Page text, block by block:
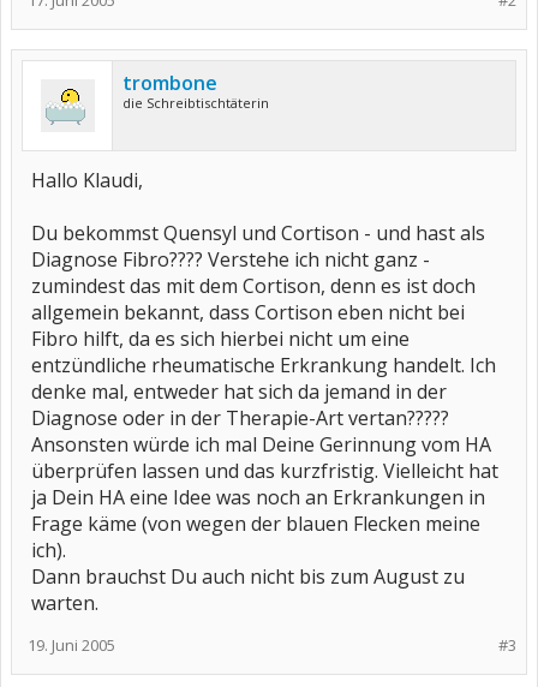
trombone
die Schreibtischtäterin
Hallo Klaudi,
Du bekommst Quensyl und Cortison - und hast als
Diagnose Fibro???? Verstehe ich nicht ganz -
zumindest das mit dem Cortison, denn es ist doch
allgemein bekannt, dass Cortison eben nicht bei
Fibro hilft, da es sich hierbei nicht um eine
entzündliche rheumatische Erkrankung handelt. Ich
denke mal, entweder hat sich da jemand in der
Diagnose oder in der Therapie-Art vertan?????
Ansonsten würde ich mal Deine Gerinnung vom HA
überprüfen lassen und das kurzfristig. Vielleicht hat
ja Dein HA eine Idee was noch an Erkrankungen in
Frage käme (von wegen der blauen Flecken meine
ich).
Dann brauchst Du auch nicht bis zum August zu
warten.
#3
19. Juni 2005